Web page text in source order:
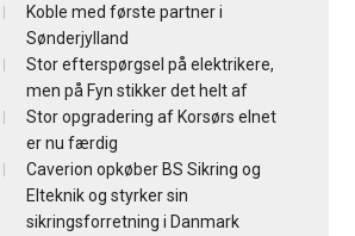
Koble med første partner i
Sønderjylland
Stor efterspørgsel på elektrikere,
men på Fyn stikker det helt af
Stor opgradering af Korsørs elnet
er nu færdig
Caverion opkøber BS Sikring og
Elteknik og styrker sin
sikringsforretning i Danmark